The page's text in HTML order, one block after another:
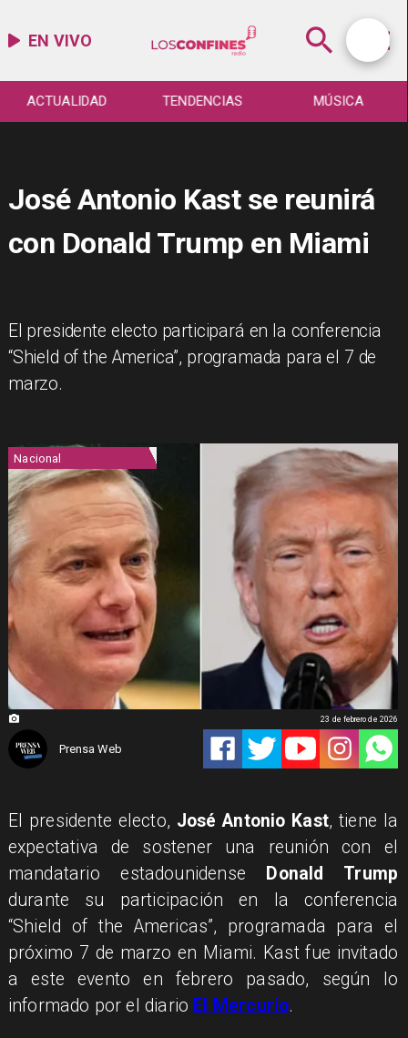
EN VIVO
ACTUALIDAD TENDENCIAS MÚSICA
José Antonio Kast se reunirá
con Donald Trump en Miami
El presidente electo participará en la conferencia
“Shield of the America”, programada para el 7 de
marzo.
Nacional
Prensa Web
23 de febrero de 2026
El presidente electo, José Antonio Kast, tiene la
expectativa de sostener una reunión con el
mandatario estadounidense
Donald Trump
durante su participación en la conferencia
“Shield of the Americas”, programada para el
próximo 7 de marzo en Miami. Kast fue invitado
a este evento en febrero pasado, según lo
informado por el diario El Mercurio.